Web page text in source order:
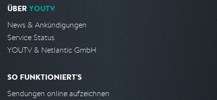
ÜBER YOUTV
News & Ankündigungen
Service Status
YOUTV & Netlantic GmbH
SO FUNKTIONIERT'S
Sendungen online aufzeichnen